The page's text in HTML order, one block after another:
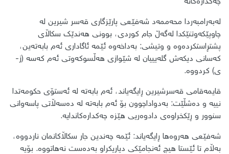
لەبەرامبەردا محەممەد شەفێعی پارێزگاری قەسر شیرین لە
چاوپێکەوتنێکدا لەگەڵ جام کوردی، بوونی هەندێک سکاڵای
پشتڕاستکردەوە و وتیشی: بەداخەوە ئێمە ئاگاداری ئەم بابەتەین،
کەسانی دیکەش گلەیییان لە شێوازی هەڵسوکەوتی ئەم کەسە (ز-
ی) کردووە.
قایمەقامی قەسرشیرین ڕایگەیاند، ئەم بابەتە لە ئەستۆی حکومەتدا
نییە و دەشڵێت: بەدواداچوون بۆ ئەم بابەتە لە دەسەڵاتی پاسەوانی
سنوور و ڕێکخراوەی دادوەریی هێزە چەکدارەکاندایە.
شەفێعی هەروەها ڕایگەیاند: ئێمە چەندین جار سکاڵاکانمان ناردووە،
بەڵام تا ئێستا هیچ ئەنجامێکی دیاریکراو بەدەست نەهاتووە. بۆیە